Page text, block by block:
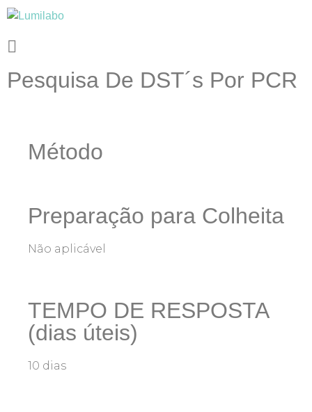
Pesquisa De DST´s Por PCR
Método
Preparação para Colheita
Não aplicável
TEMPO DE RESPOSTA
(dias úteis)
10 dias